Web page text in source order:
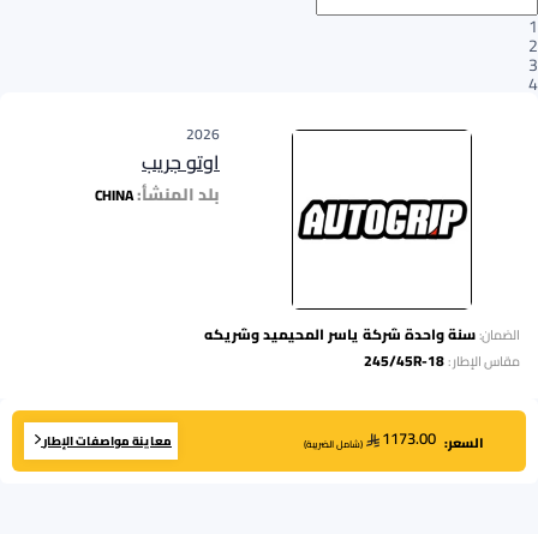
1
2
3
4
2026
اوتو جريب
بلد المنشأ:CHINA
الضمان:سنة واحدة شركة ياسر المحيميد وشريكه
مقاس الإطار:
245/45R-18
السعر: 1173.00
(شامل الضريبة) معاينة مواصفات الإطار